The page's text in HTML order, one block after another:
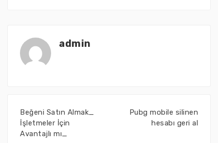
admin
Beğeni Satın Almak_
İşletmeler İçin
Avantajlı mı_
Pubg mobile silinen
hesabı geri al